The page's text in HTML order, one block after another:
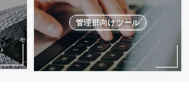
管理部向けツール